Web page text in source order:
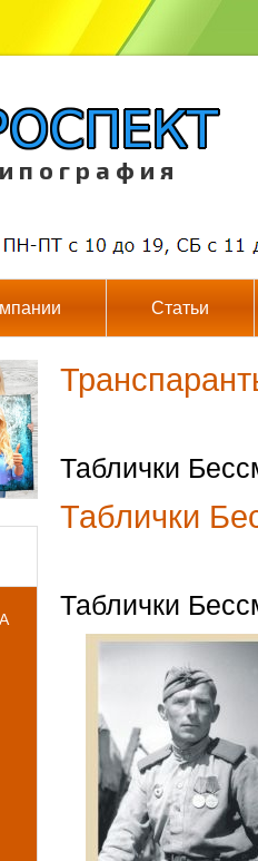
п о г р а ф и я
Статьи
Таблички
Таблички
Таблички